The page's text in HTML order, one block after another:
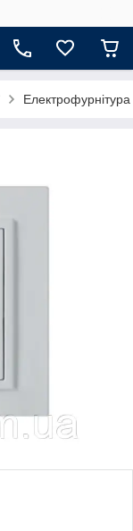
Електрофурнітура